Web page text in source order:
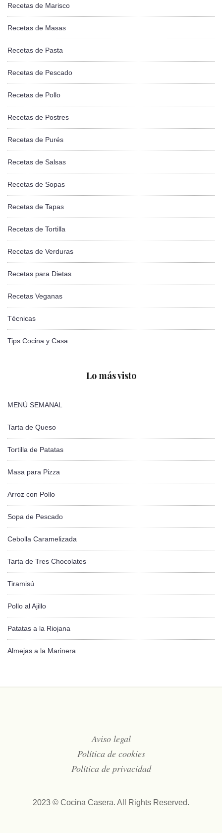
Recetas de Marisco
Recetas de Masas
Recetas de Pasta
Recetas de Pescado
Recetas de Pollo
Recetas de Postres
Recetas de Purés
Recetas de Salsas
Recetas de Sopas
Recetas de Tapas
Recetas de Tortilla
Recetas de Verduras
Recetas para Dietas
Recetas Veganas
Técnicas
Tips Cocina y Casa
Lo más visto
MENÚ SEMANAL
Tarta de Queso
Tortilla de Patatas
Masa para Pizza
Arroz con Pollo
Sopa de Pescado
Cebolla Caramelizada
Tarta de Tres Chocolates
Tiramisú
Pollo al Ajillo
Patatas a la Riojana
Almejas a la Marinera
Aviso legal
Política de cookies
Política de privacidad
2023 © Cocina Casera. All Rights Reserved.